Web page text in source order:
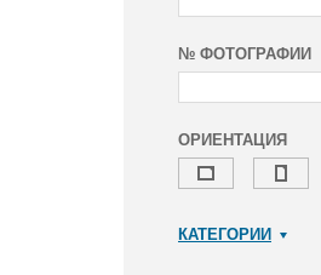
№ ФОТОГРАФИИ
ОРИЕНТАЦИЯ
КАТЕГОРИИ